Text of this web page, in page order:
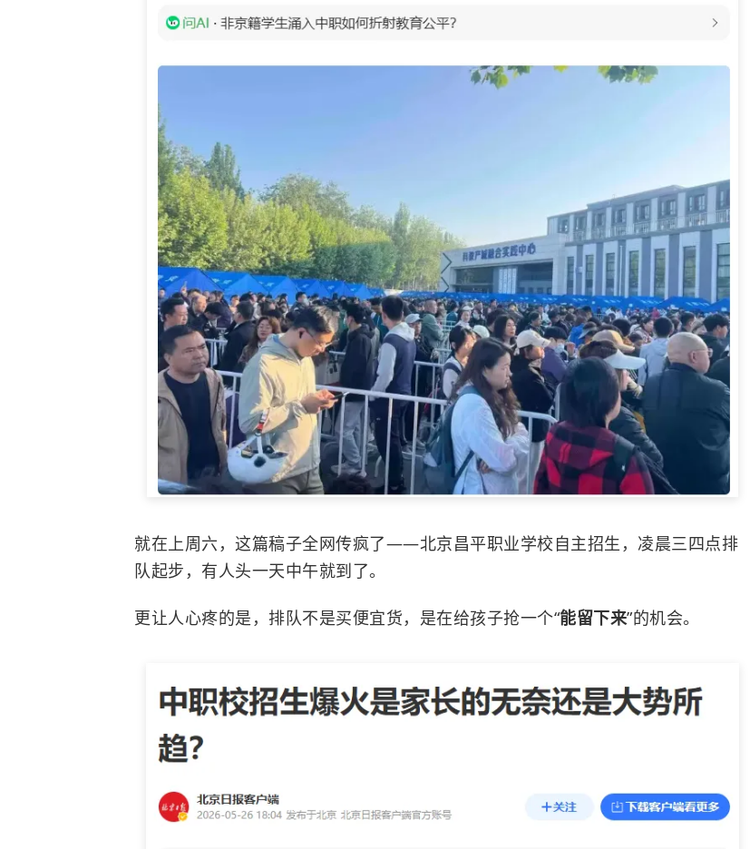
就在上周六，这篇稿子全网传疯了——北京昌平职业学校自主招生，凌晨三四点排
队起步，有人头一天中午就到了。
更让人心疼的是，排队不是买便宜货，是在给孩子抢一个“能留下来”的机会。